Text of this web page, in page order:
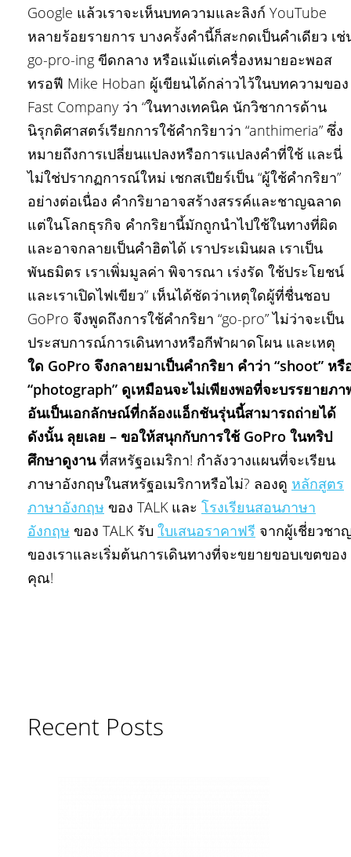
Google แล้วเราจะเห็นบทความและลิงก์ YouTube
หลายร้อยรายการ บางครั้งคำนี้ก็สะกดเป็นคำเดียว เช่
go-pro-ing ขีดกลาง หรือแม้แต่เครื่องหมายอะพอส
ทรอฟี Mike Hoban ผู้เขียนได้กล่าวไว้ในบทความของ
Fast Company ว่า “ในทางเทคนิค นักวิชาการด้าน
นิรุกติศาสตร์เรียกการใช้คำกริยาว่า “anthimeria” ซึ่ง
หมายถึงการเปลี่ยนแปลงหรือการแปลงคำที่ใช้ และนี่
ไม่ใช่ปรากฏการณ์ใหม่ เชกสเปียร์เป็น “ผู้ใช้คำกริยา”
อย่างต่อเนื่อง คำกริยาอาจสร้างสรรค์และชาญฉลาด
แต่ในโลกธุรกิจ คำกริยานี้มักถูกนำไปใช้ในทางที่ผิด
และอาจกลายเป็นคำฮิตได้ เราประเมินผล เราเป็น
พันธมิตร เราเพิ่มมูลค่า พิจารณา เร่งรัด ใช้ประโยชน์
และเราเปิดไฟเขียว” เห็นได้ชัดว่าเหตุใดผู้ที่ชื่นชอบ
GoPro จึงพูดถึงการใช้คำกริยา “go-pro” ไม่ว่าจะเป็น
ประสบการณ์การเดินทางหรือกีฬาผาดโผน และเหตุ
ใด GoPro จึงกลายมาเป็นคำกริยา คำว่า “shoot” หรื
“photograph” ดูเหมือนจะไม่เพียงพอที่จะบรรยายภา
อันเป็นเอกลักษณ์ที่กล้องแอ็กชันรุ่นนี้สามารถถ่ายได้
ดังนั้น ลุยเลย – ขอให้สนุกกับการใช้ GoPro ในทริป
ศึกษาดูงานที่สหรัฐอเมริกา! กำลังวางแผนที่จะเรียน
ภาษาอังกฤษในสหรัฐอเมริกาหรือไม่? ลองดู หลักสูตร
ภาษาอังกฤษ ของ TALK และ โรงเรียนสอนภาษา
อังกฤษ ของ TALK รับ ใบเสนอราคาฟรี จากผู้เชี่ยวชา
ของเราและเริ่มต้นการเดินทางที่จะขยายขอบเขตของ
คุณ!
Recent Posts